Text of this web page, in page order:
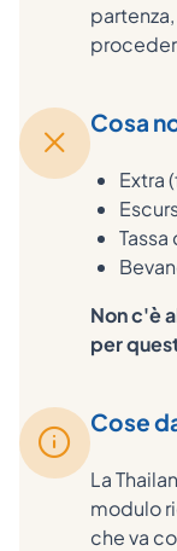
Cosa
Extra
Non c'è
per
Cose
La
modulo
che va